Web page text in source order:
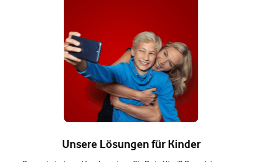
Unsere Lösungen für Kinder